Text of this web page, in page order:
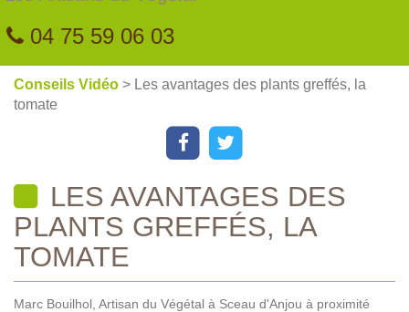
04 75 59 06 03
Conseils Vidéo > Les avantages des plants greffés, la
tomate
LES AVANTAGES DES
PLANTS GREFFÉS, LA
TOMATE
Marc Bouilhol, Artisan du Végétal à Sceau d'Anjou à proximité